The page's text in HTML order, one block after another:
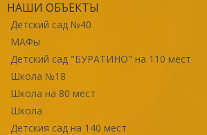
НАШИ ОБЪЕКТЫ
Детский сад №40
МАФы
Детский сад "БУРАТИНО" на 110 мест
Школа №18
Школа на 80 мест
Школа
Детския сад на 140 мест